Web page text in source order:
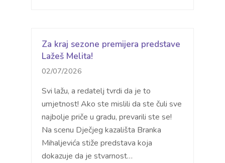
Za kraj sezone premijera predstave
Lažeš Melita!
02/07/2026
Svi lažu, a redatelj tvrdi da je to
umjetnost! Ako ste mislili da ste čuli sve
najbolje priče u gradu, prevarili ste se!
Na scenu Dječjeg kazališta Branka
Mihaljevića stiže predstava koja
dokazuje da je stvarnost…